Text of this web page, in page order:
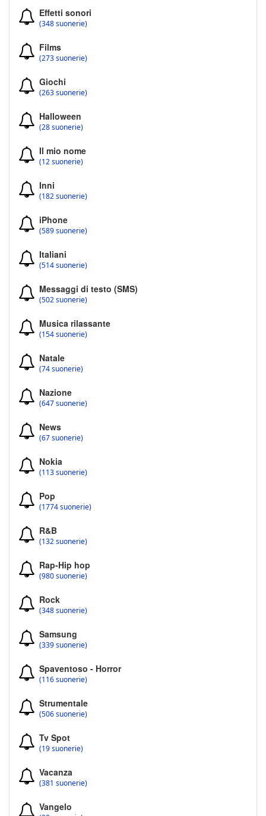
Effetti sonori
(348 suonerie)
Films
(273 suonerie)
Giochi
(263 suonerie)
Halloween
(28 suonerie)
Il mio nome
(12 suonerie)
Inni
(182 suonerie)
iPhone
(589 suonerie)
Italiani
(514 suonerie)
Messaggi di testo (SMS)
(502 suonerie)
Musica rilassante
(154 suonerie)
Natale
(74 suonerie)
Nazione
(647 suonerie)
News
(67 suonerie)
Nokia
(113 suonerie)
Pop
(1774 suonerie)
R&B
(132 suonerie)
Rap-Hip hop
(980 suonerie)
Rock
(348 suonerie)
Samsung
(339 suonerie)
Spaventoso - Horror
(116 suonerie)
Strumentale
(506 suonerie)
Tv Spot
(19 suonerie)
Vacanza
(381 suonerie)
Vangelo